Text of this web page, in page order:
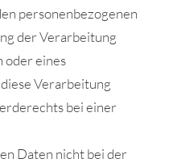
personenbezogenen
der Verarbeitung
oder eines
Verarbeitung
bei einer
Daten nicht bei der